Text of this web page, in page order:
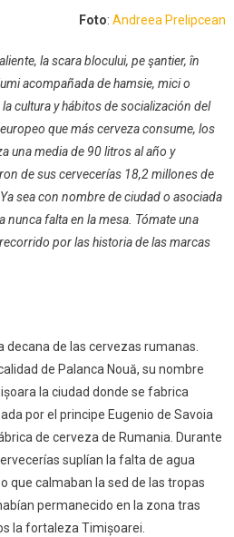
La
Bere!
6
Cervezas
Rumanas
Con
Historia
Foto:Andreea Prelipcean
la scara blocului, pe şantier, în
acompañada de hamsie, mici o
cultura y hábitos de socialización del
que más cerveza consume, los
una media de 90 litros al año y
de sus cervecerías 18,2 millones de
sea con nombre de ciudad o asociada
nunca falta en la mesa. Tómate una
por las historia de las marcas
decana de las cervezas rumanas.
de Palanca Nouă, su nombre
la ciudad donde se fabrica
por el principe Eugenio de Savoia
de cerveza de Rumania. Durante
suplían la falta de agua
que calmaban la sed de las tropas
permanecido en la zona tras
la fortaleza Timișoarei.